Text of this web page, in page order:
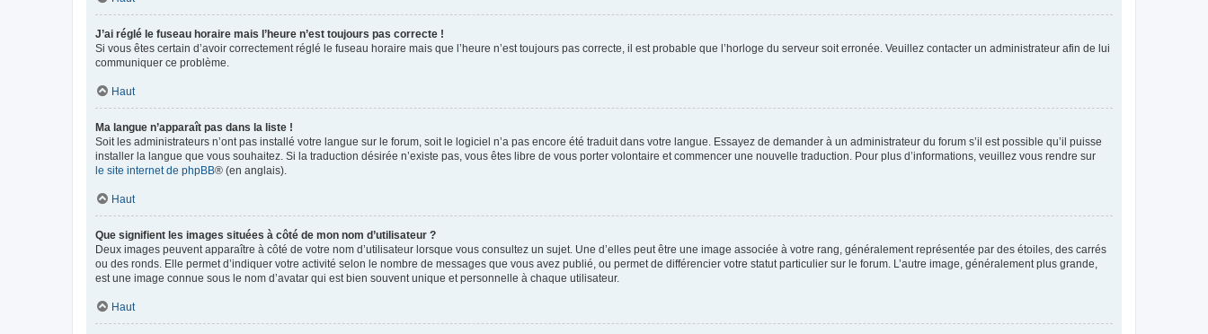
J’ai réglé le fuseau horaire mais l’heure n’est toujours pas correcte !
Si vous êtes certain d’avoir correctement réglé le fuseau horaire mais que l’heure n’est toujours pas correcte, il est probable que l’horloge du serveur soit erronée. Veuillez contacter un administrateur afin de lui
communiquer ce problème.
Haut
Ma langue n’apparaît pas dans la liste !
Soit les administrateurs n’ont pas installé votre langue sur le forum, soit le logiciel n’a pas encore été traduit dans votre langue. Essayez de demander à un administrateur du forum s’il est possible qu’il puisse
installer la langue que vous souhaitez. Si la traduction désirée n’existe pas, vous êtes libre de vous porter volontaire et commencer une nouvelle traduction. Pour plus d’informations, veuillez vous rendre sur
le site internet de phpBB® (en anglais).
Haut
Que signifient les images situées à côté de mon nom d’utilisateur ?
Deux images peuvent apparaître à côté de votre nom d’utilisateur lorsque vous consultez un sujet. Une d’elles peut être une image associée à votre rang, généralement représentée par des étoiles, des carrés
ou des ronds. Elle permet d’indiquer votre activité selon le nombre de messages que vous avez publié, ou permet de différencier votre statut particulier sur le forum. L’autre image, généralement plus grande,
est une image connue sous le nom d’avatar qui est bien souvent unique et personnelle à chaque utilisateur.
Haut